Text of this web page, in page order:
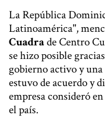
La República
Latinoamérica",
Cuadrade Centro
se hizo posible
gobierno activo y
estuvo de acuerdo y
empresa consideró
el país.